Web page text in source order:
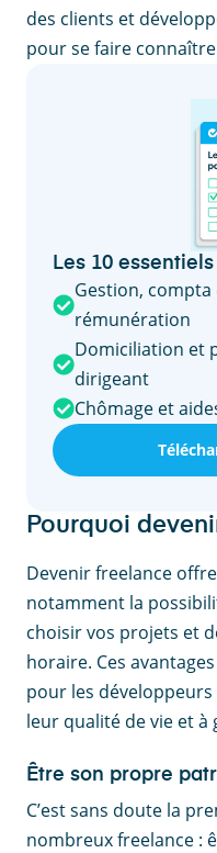
des clients et
pour se faire
Les 10
Gestion,
rémunération
Domiciliation et
dirigeant
Chômage et
Pourquoi
Devenir freelance
notamment la
choisir vos projets et
horaire. Ces
pour les
leur qualité de vie et
Être son propre
C’est sans doute la
nombreux freelance :